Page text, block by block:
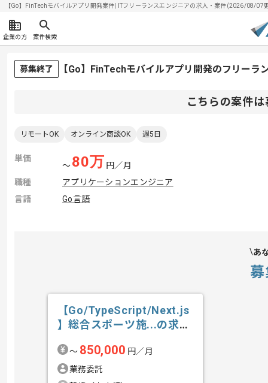
【Go】FinTechモバイルアプリ開発案件| ITフリーランスエンジニアの求人・案件(2026/08/07
企業の方 案件検索
募集終了 【Go】FinTechモバイルアプリ開発のフリーラ
こちらの案件
リモートOK オンライン商談OK 週5日
単価
〜80万 円／月
職種
アプリケーションエンジニア
言語
Go言語
あ
【Go/TypeScript/Next.js
】総合スポーツ施...の求
〜 850,000 円／月
業務委託